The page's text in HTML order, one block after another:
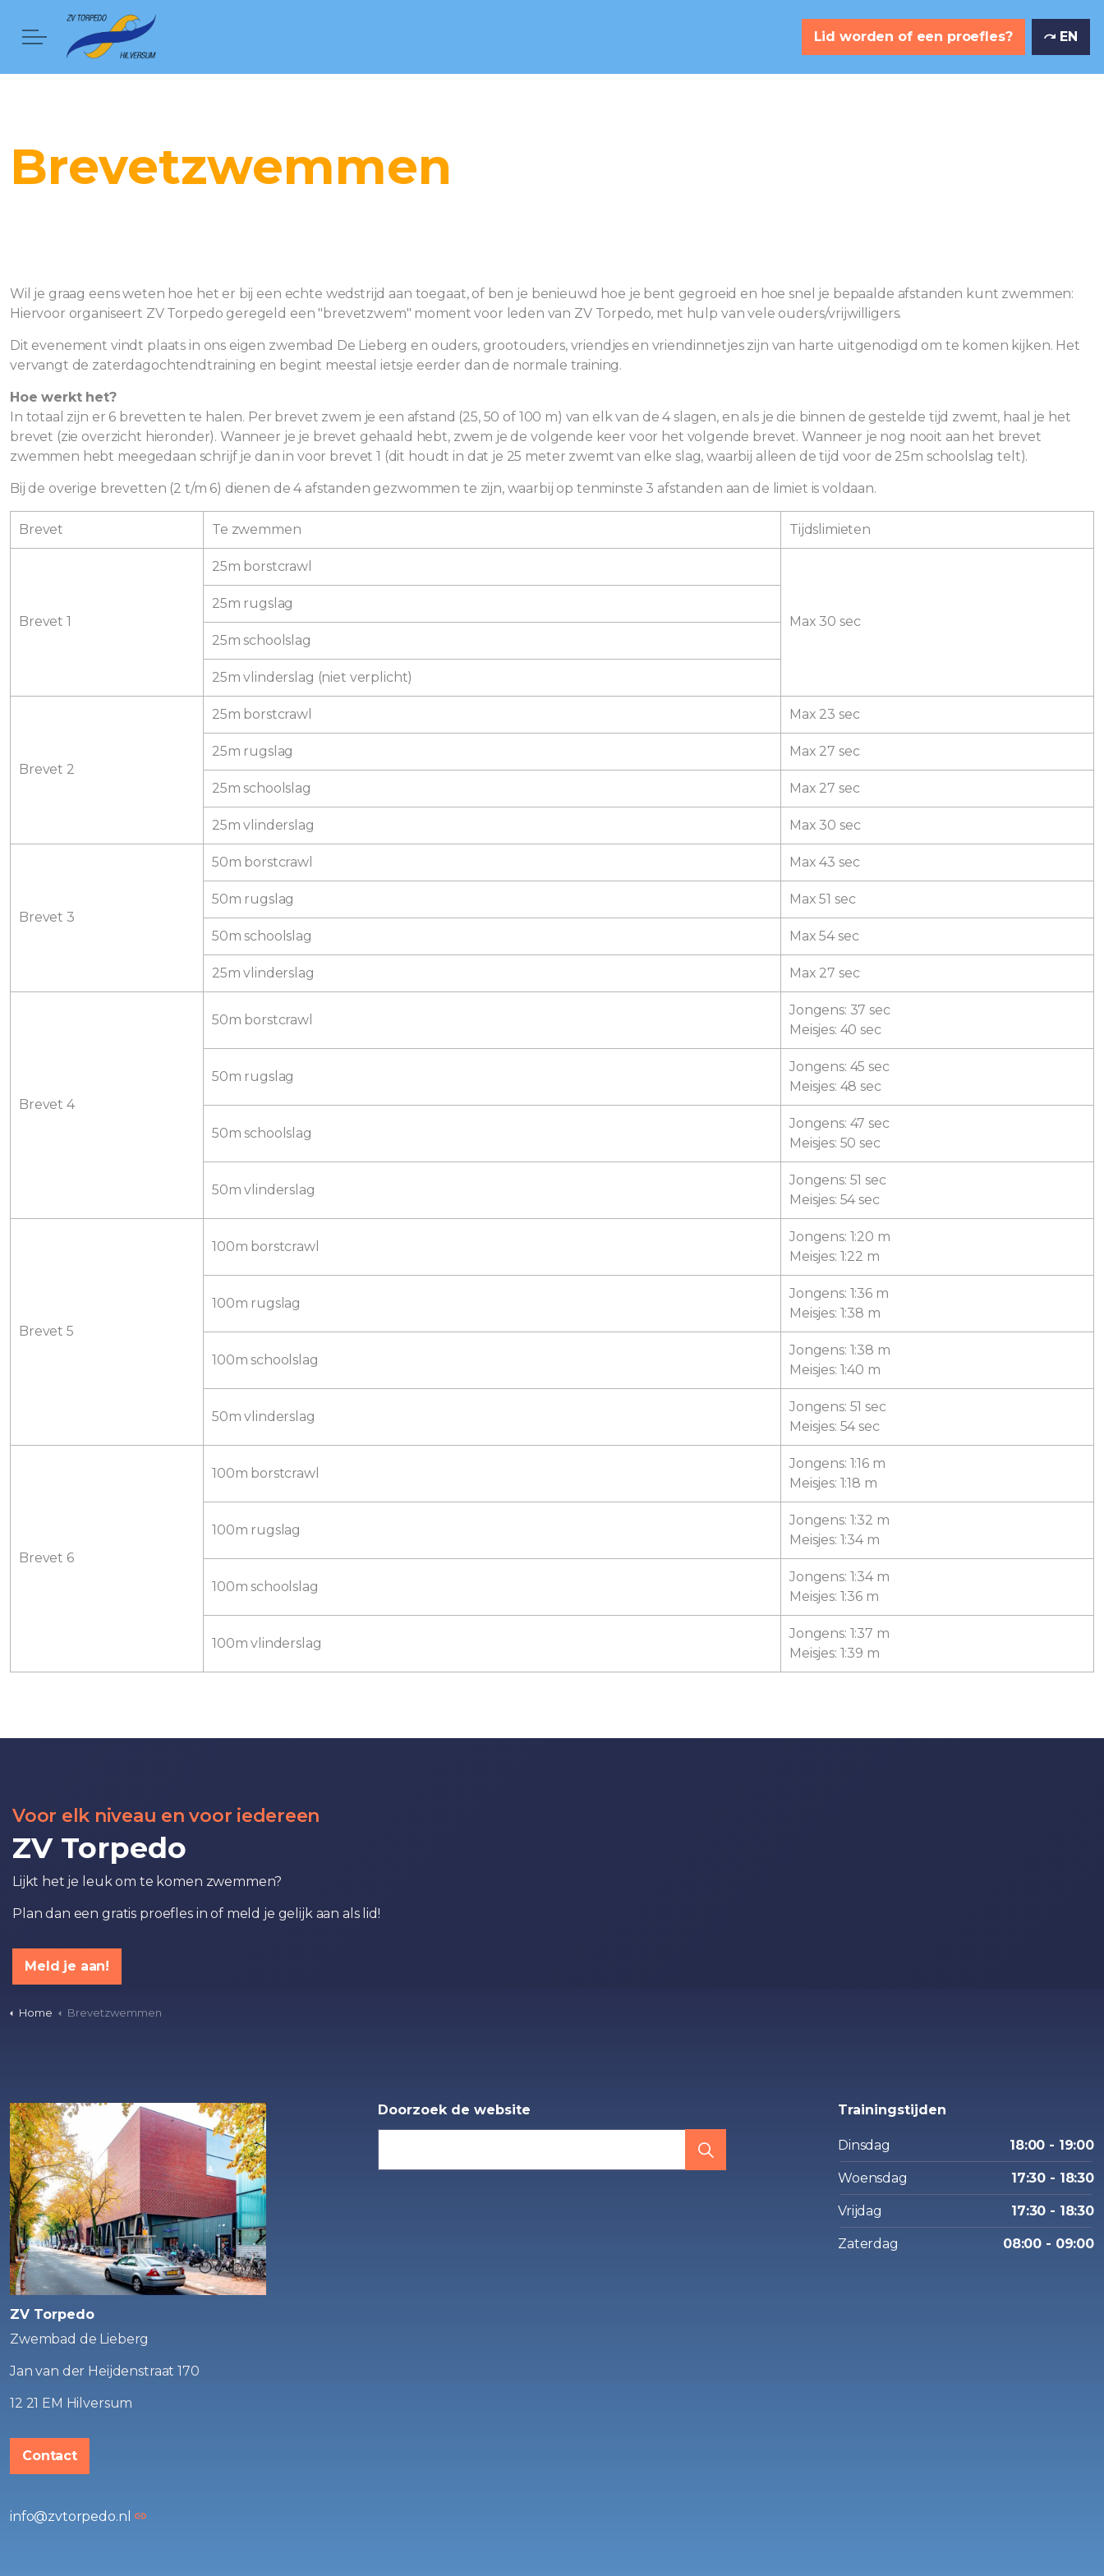
Lid worden of een proefles? EN
Brevetzwemmen
Wil je graag eens weten hoe het er bij een echte wedstrijd aan toegaat, of ben je benieuwd hoe je bent gegroeid en hoe snel je bepaalde afstanden kunt zwemmen:
Hiervoor organiseert ZV Torpedo geregeld een "brevetzwem" moment voor leden van ZV Torpedo, met hulp van vele ouders/vrijwilligers.
Dit evenement vindt plaats in ons eigen zwembad De Lieberg en ouders, grootouders, vriendjes en vriendinnetjes zijn van harte uitgenodigd om te komen kijken. Het
vervangt de zaterdagochtendtraining en begint meestal ietsje eerder dan de normale training.
Hoe werkt het?
In totaal zijn er 6 brevetten te halen. Per brevet zwem je een afstand (25, 50 of 100 m) van elk van de 4 slagen, en als je die binnen de gestelde tijd zwemt, haal je het
brevet (zie overzicht hieronder). Wanneer je je brevet gehaald hebt, zwem je de volgende keer voor het volgende brevet. Wanneer je nog nooit aan het brevet
zwemmen hebt meegedaan schrijf je dan in voor brevet 1 (dit houdt in dat je 25 meter zwemt van elke slag, waarbij alleen de tijd voor de 25m schoolslag telt).
Bij de overige brevetten (2 t/m 6) dienen de 4 afstanden gezwommen te zijn, waarbij op tenminste 3 afstanden aan de limiet is voldaan.
Brevet Te zwemmen Tijdslimieten
Brevet 1
25m borstcrawl
Max 30 sec
25m rugslag
25m schoolslag
25m vlinderslag (niet verplicht)
Brevet 2
25m borstcrawl Max 23 sec
25m rugslag Max 27 sec
25m schoolslag Max 27 sec
25m vlinderslag Max 30 sec
Brevet 3
50m borstcrawl Max 43 sec
50m rugslag Max 51 sec
50m schoolslag Max 54 sec
25m vlinderslag Max 27 sec
Brevet 4
50m borstcrawl
Jongens: 37 sec
Meisjes: 40 sec
50m rugslag
Jongens: 45 sec
Meisjes: 48 sec
50m schoolslag
Jongens: 47 sec
Meisjes: 50 sec
50m vlinderslag
Jongens: 51 sec
Meisjes: 54 sec
Brevet 5
100m borstcrawl
Jongens: 1:20 m
Meisjes: 1:22 m
100m rugslag
Jongens: 1:36 m
Meisjes: 1:38 m
100m schoolslag
Jongens: 1:38 m
Meisjes: 1:40 m
50m vlinderslag
Jongens: 51 sec
Meisjes: 54 sec
Brevet 6
100m borstcrawl
Jongens: 1:16 m
Meisjes: 1:18 m
100m rugslag
Jongens: 1:32 m
Meisjes: 1:34 m
100m schoolslag
Jongens: 1:34 m
Meisjes: 1:36 m
100m vlinderslag
Jongens: 1:37 m
Meisjes: 1:39 m
Voor elk niveau en voor iedereen
ZV Torpedo
Lijkt het je leuk om te komen zwemmen?
Plan dan een gratis proefles in of meld je gelijk aan als lid!
Meld je aan!
Home Brevetzwemmen
ZV Torpedo
Zwembad de Lieberg
Jan van der Heijdenstraat 170
12 21 EM Hilversum
Contact
Doorzoek de website Trainingstijden
Dinsdag 18:00 - 19:00
Woensdag 17:30 - 18:30
Vrijdag 17:30 - 18:30
Zaterdag 08:00 - 09:00
info@zvtorpedo.nl